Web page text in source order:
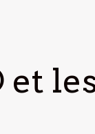
et